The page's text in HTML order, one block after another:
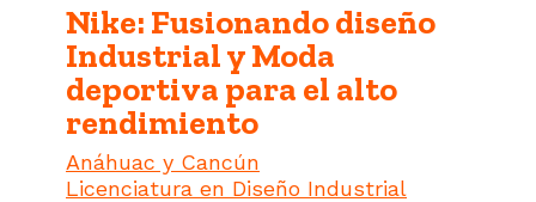
Nike: Fusionando diseño
Industrial y Moda
deportiva para el alto
rendimiento
Anáhuac y Cancún
Licenciatura en Diseño Industrial